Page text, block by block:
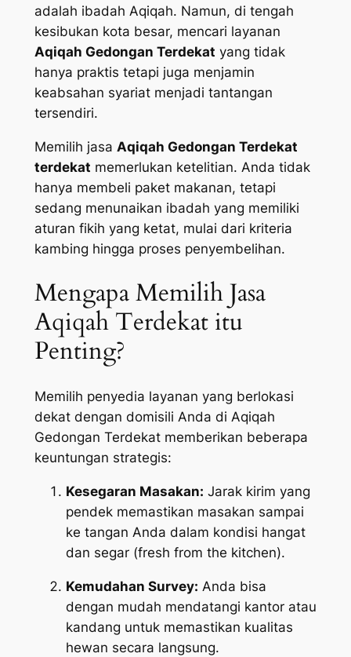
adalah ibadah Aqiqah. Namun, di tengah
kesibukan kota besar, mencari layanan
Aqiqah Gedongan Terdekat yang tidak
hanya praktis tetapi juga menjamin
keabsahan syariat menjadi tantangan
tersendiri.
Memilih jasa Aqiqah Gedongan Terdekat
terdekat memerlukan ketelitian. Anda tidak
hanya membeli paket makanan, tetapi
sedang menunaikan ibadah yang memiliki
aturan fikih yang ketat, mulai dari kriteria
kambing hingga proses penyembelihan.
Mengapa Memilih Jasa
Aqiqah Terdekat itu
Penting?
Memilih penyedia layanan yang berlokasi
dekat dengan domisili Anda di Aqiqah
Gedongan Terdekat memberikan beberapa
keuntungan strategis:
Kesegaran Masakan: Jarak kirim yang
pendek memastikan masakan sampai
ke tangan Anda dalam kondisi hangat
dan segar (fresh from the kitchen).
Kemudahan Survey: Anda bisa
dengan mudah mendatangi kantor atau
kandang untuk memastikan kualitas
hewan secara langsung.